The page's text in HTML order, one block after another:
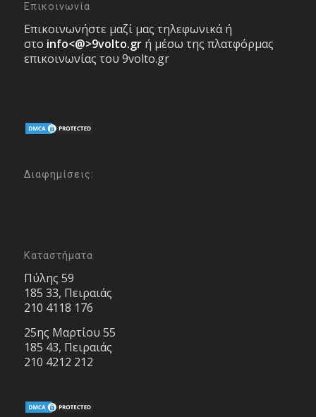
Επικοινωνία
Επικοινωνήστε μαζί μας τηλεφωνικά ή
στο info<@>9volto.gr ή μέσω της πλατφόρμας
επικοινωνίας του 9volto.gr
Διαφημίσεις:
Καταστήματα
Πύλης 59
185 33, Πειραιάς
210 4118 176
25ης Μαρτίου 55
185 43, Πειραιάς
210 4212 212